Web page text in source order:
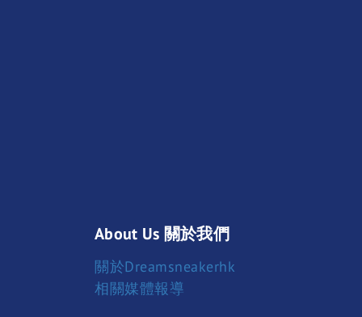
About Us 關於我們
關於Dreamsneakerhk
相關媒體報導